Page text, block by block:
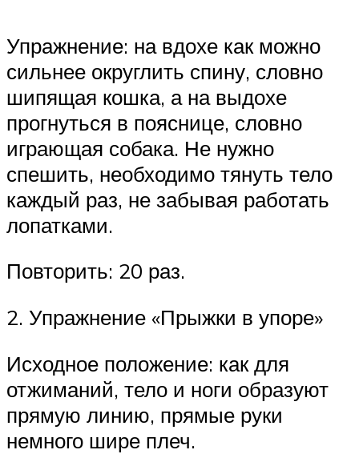
Упражнение: на вдохе как можно
сильнее округлить спину, словно
шипящая кошка, а на выдохе
прогнуться в пояснице, словно
играющая собака. Не нужно
спешить, необходимо тянуть тело
каждый раз, не забывая работать
лопатками.
Повторить: 20 раз.
2. Упражнение «Прыжки в упоре»
Исходное положение: как для
отжиманий, тело и ноги образуют
прямую линию, прямые руки
немного шире плеч.